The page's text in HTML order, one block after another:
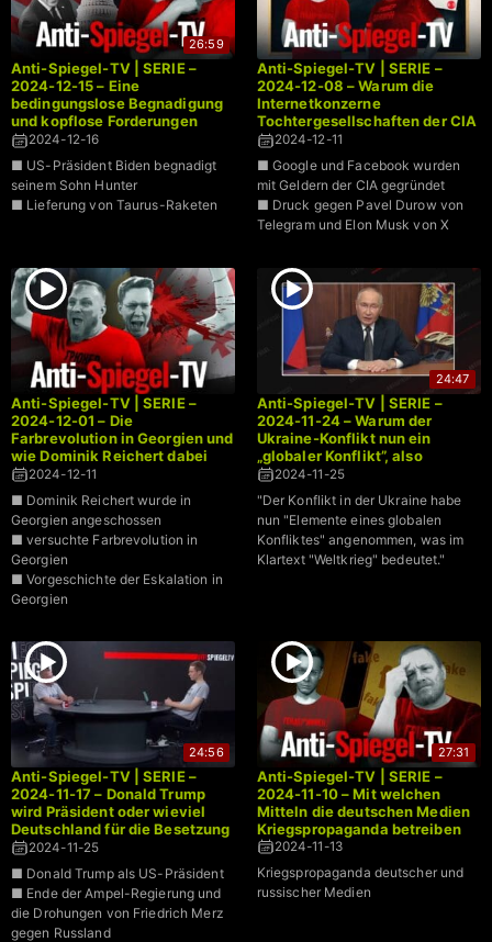
26:59
Anti-Spiegel-TV | SERIE –
2024-12-15 – Eine
bedingungslose Begnadigung
und kopflose Forderungen
nach Taurus
2024-12-16
■ US-Präsident Biden begnadigt
seinem Sohn Hunter
■ Lieferung von Taurus-Raketen
Anti-Spiegel-TV | SERIE –
2024-12-08 – Warum die
Internetkonzerne
Tochtergesellschaften der CIA
sind2024-12-11
■ Google und Facebook wurden
mit Geldern der CIA gegründet
■ Druck gegen Pavel Durow von
Telegram und Elon Musk von X
Anti-Spiegel-TV | SERIE –
2024-12-01 – Die
Farbrevolution in Georgien und
wie Dominik Reichert dabei
angeschossen wurde
2024-12-11
■ Dominik Reichert wurde in
Georgien angeschossen
■ versuchte Farbrevolution in
Georgien
■ Vorgeschichte der Eskalation in
Georgien
24:47
Anti-Spiegel-TV | SERIE –
2024-11-24 – Warum der
Ukraine-Konflikt nun ein
„globaler Konflikt”, also
Weltkrieg, ist
2024-11-25
"Der Konflikt in der Ukraine habe
nun "Elemente eines globalen
Konfliktes" angenommen, was im
Klartext "Weltkrieg" bedeutet."
24:56
Anti-Spiegel-TV | SERIE –
2024-11-17 – Donald Trump
wird Präsident oder wieviel
Deutschland für die Besetzung
durch die USA bezahlt
2024-11-25
■ Donald Trump als US-Präsident
■ Ende der Ampel-Regierung und
die Drohungen von Friedrich Merz
gegen Russland
27:31
Anti-Spiegel-TV | SERIE –
2024-11-10 – Mit welchen
Mitteln die deutschen Medien
Kriegspropaganda betreiben
2024-11-13
Kriegspropaganda deutscher und
russischer Medien